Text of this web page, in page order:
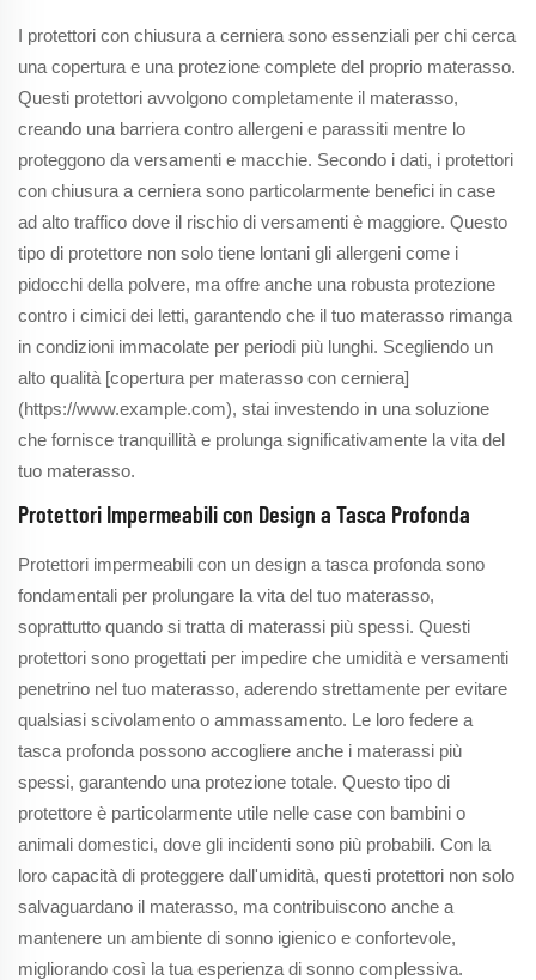
I protettori con chiusura a cerniera sono essenziali per chi cerca
una copertura e una protezione complete del proprio materasso.
Questi protettori avvolgono completamente il materasso,
creando una barriera contro allergeni e parassiti mentre lo
proteggono da versamenti e macchie. Secondo i dati, i protettori
con chiusura a cerniera sono particolarmente benefici in case
ad alto traffico dove il rischio di versamenti è maggiore. Questo
tipo di protettore non solo tiene lontani gli allergeni come i
pidocchi della polvere, ma offre anche una robusta protezione
contro i cimici dei letti, garantendo che il tuo materasso rimanga
in condizioni immacolate per periodi più lunghi. Scegliendo un
alto qualità [copertura per materasso con cerniera]
(https://www.example.com), stai investendo in una soluzione
che fornisce tranquillità e prolunga significativamente la vita del
tuo materasso.
Protettori Impermeabili con Design a Tasca Profonda
Protettori impermeabili con un design a tasca profonda sono
fondamentali per prolungare la vita del tuo materasso,
soprattutto quando si tratta di materassi più spessi. Questi
protettori sono progettati per impedire che umidità e versamenti
penetrino nel tuo materasso, aderendo strettamente per evitare
qualsiasi scivolamento o ammassamento. Le loro federe a
tasca profonda possono accogliere anche i materassi più
spessi, garantendo una protezione totale. Questo tipo di
protettore è particolarmente utile nelle case con bambini o
animali domestici, dove gli incidenti sono più probabili. Con la
loro capacità di proteggere dall'umidità, questi protettori non solo
salvaguardano il materasso, ma contribuiscono anche a
mantenere un ambiente di sonno igienico e confortevole,
migliorando così la tua esperienza di sonno complessiva.